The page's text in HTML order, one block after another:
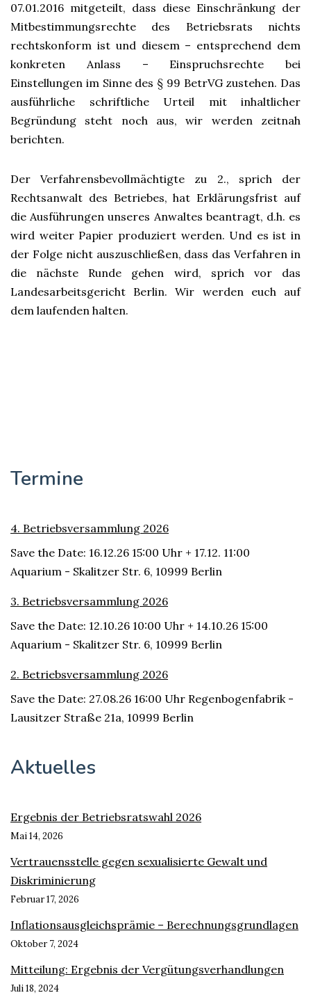
07.01.2016 mitgeteilt, dass diese Einschränkung der
Mitbestimmungsrechte des Betriebsrats nichts
rechtskonform ist und diesem – entsprechend dem
konkreten Anlass – Einspruchsrechte bei
Einstellungen im Sinne des § 99 BetrVG zustehen. Das
ausführliche schriftliche Urteil mit inhaltlicher
Begründung steht noch aus, wir werden zeitnah
berichten.
Der Verfahrensbevollmächtigte zu 2., sprich der
Rechtsanwalt des Betriebes, hat Erklärungsfrist auf
die Ausführungen unseres Anwaltes beantragt, d.h. es
wird weiter Papier produziert werden. Und es ist in
der Folge nicht auszuschließen, dass das Verfahren in
die nächste Runde gehen wird, sprich vor das
Landesarbeitsgericht Berlin. Wir werden euch auf
dem laufenden halten.
Termine
4. Betriebsversammlung 2026
Save the Date: 16.12.26 15:00 Uhr + 17.12. 11:00
Aquarium - Skalitzer Str. 6, 10999 Berlin
3. Betriebsversammlung 2026
Save the Date: 12.10.26 10:00 Uhr + 14.10.26 15:00
Aquarium - Skalitzer Str. 6, 10999 Berlin
2. Betriebsversammlung 2026
Save the Date: 27.08.26 16:00 Uhr Regenbogenfabrik -
Lausitzer Straße 21a, 10999 Berlin
Aktuelles
Ergebnis der Betriebsratswahl 2026
Mai 14, 2026
Vertrauensstelle gegen sexualisierte Gewalt und
Diskriminierung
Februar 17, 2026
Inflationsausgleichsprämie – Berechnungsgrundlagen
Oktober 7, 2024
Mitteilung: Ergebnis der Vergütungsverhandlungen
Juli 18, 2024